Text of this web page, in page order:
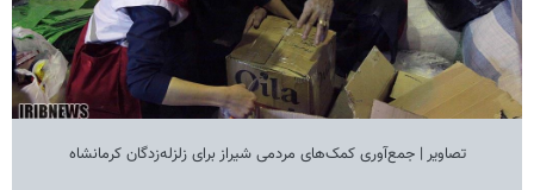
تصاویر | جمع‌آوری کمک‌های مردمی شیراز برای زلزله‌زدگان کرمانشاه